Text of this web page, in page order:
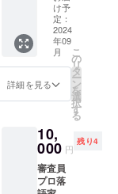
了承く
ださ
い。
ン入り
扇子１
本を、
お礼の
メッ
セージ
カード
を添え
す。 誰
のサイ
ン入り
扇子と
なるか
け予
定：
2024
年09
月
詳細を見る
こ
の
リ
タ
ー
ン
を
選
択
す
る
10,
000 円
残り4
審査員
プロ落